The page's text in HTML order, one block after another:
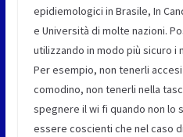
epidiemologici in Brasile, In
e Università di molte nazioni.
utilizzando in modo più sicuro i
Per esempio, non tenerli
comodino, non tenerli nella
spegnere il wi fi quando non lo
essere coscienti che nel caso